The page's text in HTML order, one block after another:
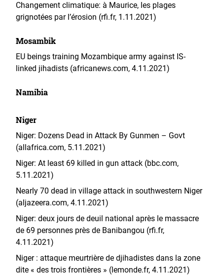
Changement climatique: à Maurice, les plages
grignotées par l’érosion (rfi.fr, 1.11.2021)
Mosambik
EU beings training Mozambique army against IS-
linked jihadists (africanews.com, 4.11.2021)
Namibia
Niger
Niger: Dozens Dead in Attack By Gunmen – Govt
(allafrica.com, 5.11.2021)
Niger: At least 69 killed in gun attack (bbc.com,
5.11.2021)
Nearly 70 dead in village attack in southwestern Niger
(aljazeera.com, 4.11.2021)
Niger: deux jours de deuil national après le massacre
de 69 personnes près de Banibangou (rfi.fr,
4.11.2021)
Niger : attaque meurtrière de djihadistes dans la zone
dite « des trois frontières » (lemonde.fr, 4.11.2021)